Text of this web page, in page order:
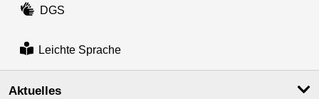
DGS
Leichte Sprache
Aktuelles